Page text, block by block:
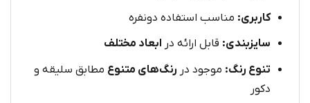
کاربری: مناسب استفاده دونفره
سایزبندی: قابل ارائه در ابعاد مختلف
تنوع رنگ: موجود در رنگ‌های متنوع مطابق سلیقه و
دکور